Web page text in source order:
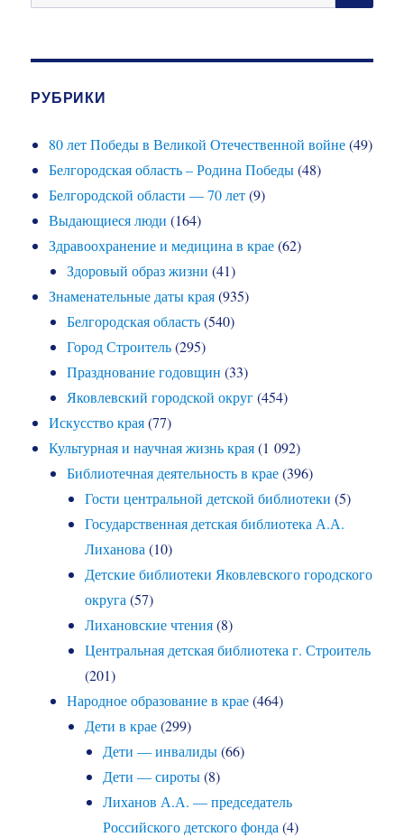
РУБРИКИ
80 лет Победы в Великой Отечественной войне(49)
Белгородская область – Родина Победы(48)
Белгородской области — 70 лет(9)
Выдающиеся люди (164)
Здравоохранение и медицина в крае(62)
Здоровый образ жизни (41)
Знаменательные даты края(935)
Белгородская область(540)
Город Строитель(295)
Празднование годовщин (33)
Яковлевский городской округ(454)
Искусство края(77)
Культурная и научная жизнь края(1 092)
Библиотечная деятельность в крае(396)
Гости центральной детской библиотеки (5)
Государственная детская библиотека А.А.
Лиханова (10)
Детские библиотеки Яковлевского городского
округа (57)
Лихановские чтения(8)
Центральная детская библиотека г. Строитель
(201)
Народное образование в крае(464)
Дети в крае(299)
Дети — инвалиды(66)
Дети — сироты(8)
Лиханов А.А. — председатель
Российского детского фонда (4)